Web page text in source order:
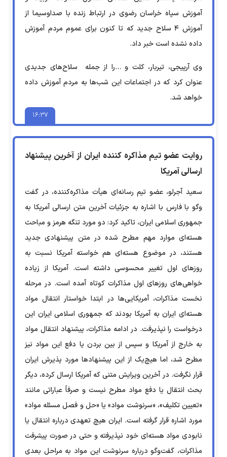
۱۶:۳۷
آموزش سپاه خراسان رضوی در ارتباط زنده با صداوسیما از
آموزش ۴ سلاح جدید که تا کنون برای عموم مردم آموزش
داده نشده است خبر داد.
وی آرپیجی، تیربار، کلت و ...را از جمله سلاح‌های جدیدی
عنوان کرد که در اجتماعات این شب‌ها به مردم آموزش داده
خواهد شد.
روایت عضو تیم مذاکره کننده ایران از آخرین پیشنهاد
ارسالی آمریکا
سعید آجرلو، عضو تیم رسانه‌ای هیأت مذاکره‌کننده، در گفت
وگو با فارس با اشاره به جزئیات آخرین متن ارسالی آمریکا به
جمهوری اسلامی ایران، تاکید کرد: دو مورد تنگه هرمز و مباحث
هسته‌ای موارد مهم مطرح شده در متن پیشنهادی جدید
هستند، در موضوع هسته‌ای هم خواسته آمریکا نسبت به
روز‌های اول تغییر محسوسی داشته است. آمریکا از زیاده
خواهی‌های روز‌های اول مذاکرات کوتاه آمده است. در مرحله
نخست مذاکرات، آمریکایی‌ها در ابتدا خواستار انتقال مواد
هسته‌ای ایران به آمریکا بودند که جمهوری اسلامی ایران این
درخواست را نپذیرفت. در ادامه مذاکرات، پیشنهاد انتقال مواد
به خارج از آمریکا و سپس از بین بردن یا دفع این مواد نیز
مطرح شد، اما هیچ‌یک از این پیشنهاد‌ها مورد پذیرش ایران
قرار نگرفت. در آخرین ویرایش متنی که آمریکا ارسال کرده، دیگر
بحث انتقال یا دفع مواد مطرح نیست و صرفاً عباراتی مانند
«تعیین تکلیف»، «سرنوشت مواد» یا «حل و فصل مسئله مواد»
مورد اشاره قرار گرفته است. ایران هیچ تعهدی درباره انتقال یا
نابودی مواد هسته‌ای خود نپذیرفته و حتی در صورت پیشرفت
مذاکرات، گفت‌و‌گو درباره سرنوشت این مواد به مراحل بعدی